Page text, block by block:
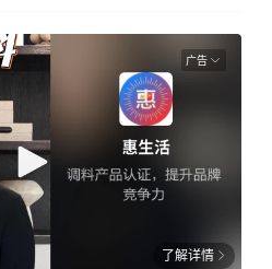
广告
了解详情